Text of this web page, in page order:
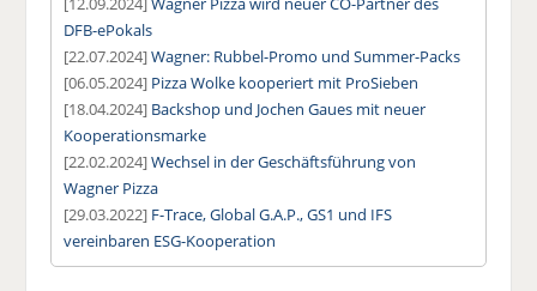
DFB-ePokals
[22.07.2024]Wagner: Rubbel-Promo und Summer-Packs
[06.05.2024] Pizza Wolke kooperiert mit ProSieben
[18.04.2024] Backshop und Jochen Gaues mit neuer
Kooperationsmarke
[22.02.2024]Wechsel in der Geschäftsführung von
Wagner Pizza
[29.03.2022] F-Trace, Global G.A.P., GS1 und IFS
vereinbaren ESG-Kooperation